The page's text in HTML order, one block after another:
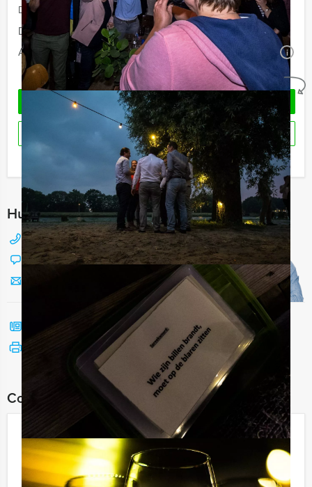
De prijzen zijn exclusief BTW
Duur:
2 uur
Aantal:
Minimaal 12 personen i
Geheel vrijblijvend
OFFERTE AANVRAGEN
RESERVEREN
Ik heb een vraag over dit uitje
Hulp nodig bij het kiezen?
088 428 81 17
Chat met Jeroen
Bel mij terug
Bekijk printbare versie
Combineer dit uitje met:
Ik Hou Van Holland Lunch Zwolle
Vanaf€ 54,50 p.p. excl. BTW
Vanaf 12 personen ‐ 3 uur en 30 minuten